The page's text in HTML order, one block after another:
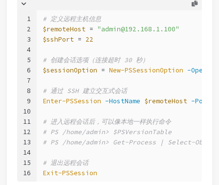
1
2
3
4
5
6
7
8
9
10
11
12
13
14
15
16
# 定义远程主机信息
$remoteHost = "admin@192.168.1.100"
$sshPort = 22
# 创建会话选项（连接超时 30 秒）
$sessionOption = New-PSSessionOption -
# 通过 SSH 建立交互式会话
Enter-PSSession -HostName $remoteHost -Port
# 进入远程会话后，可以像本地一样执行命令
# PS /home/admin> $PSVersionTable
# PS /home/admin> Get-Process | Select-
# 退出远程会话
Exit-PSSession